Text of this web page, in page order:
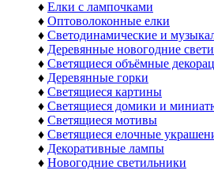
♦ Елки с лампочками
♦ Оптоволоконные елки
♦ Светодинамические и
♦ Деревянные новогодние
♦ Светящиеся объёмные
♦ Деревянные горки
♦ Светящиеся картины
♦ Светящиеся домики и
♦ Светящиеся мотивы
♦ Светящиеся елочные
♦ Декоративные лампы
♦ Новогодние светильники